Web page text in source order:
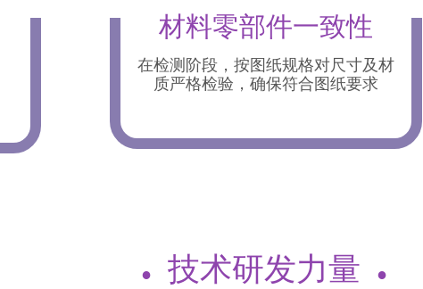
材料零部件一致性
在检测阶段，按图纸规格对尺寸及材
质严格检验，确保符合图纸要求
● 技术研发力量 ●